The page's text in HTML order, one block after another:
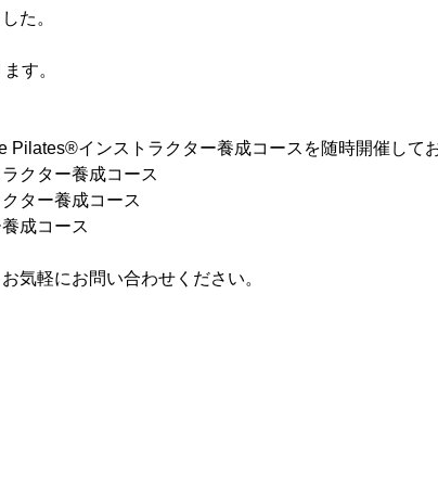
た。
す。
Pilates®インストラクター養成コースを随時開催してお
クター養成コース
ター養成コース
成コース
気軽にお問い合わせください。